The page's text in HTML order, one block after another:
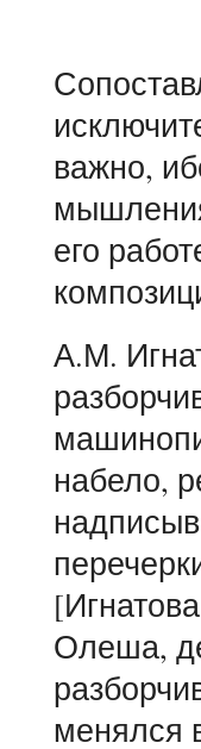
важно,
его
А.М.
набело,
Олеша,
менялся